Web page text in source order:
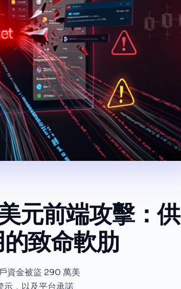
元前端攻擊：供
致命軟肋
資金被盜 290 萬美
示，以及平台承諾